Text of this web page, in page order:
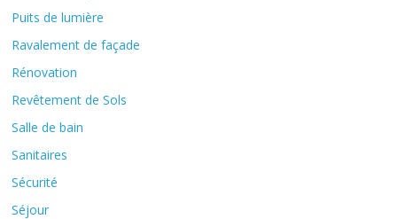
Puits de lumière
Ravalement de façade
Rénovation
Revêtement de Sols
Salle de bain
Sanitaires
Sécurité
Séjour